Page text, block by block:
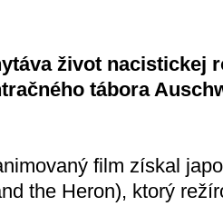
život nacistickej
tábora
film získal
the Heron), ktorý